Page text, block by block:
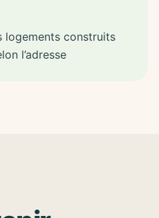
logements construits
l’adresse